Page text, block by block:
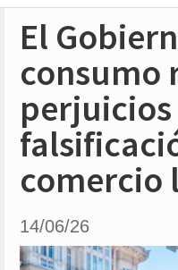
El
consumo
comercio
14/06/26